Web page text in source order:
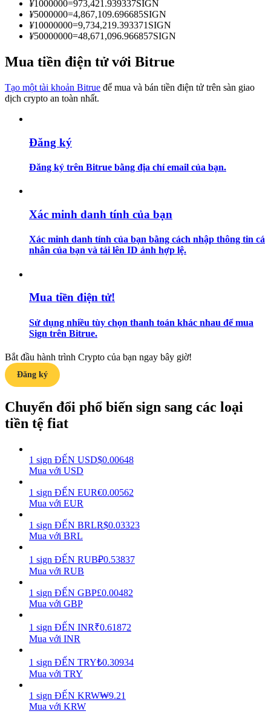
Thông tin
Hướng dẫn giao dịch Spot
Học cách duy trì lợi nhuận
Power Piggy
¥1000000=973,421.939337SIGN
¥5000000=4,867,109.696685SIGN
¥10000000=9,734,219.393371 SIGN
¥50000000=48,671,096.966857SIGN
Mua tiền điện tử với Bitrue
Tạo một tài khoản Bitrue để mua và bán tiền điện tử trên sàn giao
dịch crypto an toàn nhất.
Đăng ký
Đăng ký trên Bitrue bằng địa chỉ email của bạn.
Xác minh danh tính của bạn
Xác minh danh tính của bạn bằng cách nhập thông tin cá
nhân của bạn và tải lên ID ảnh hợp lệ.
Mua tiền điện tử!
Sử dụng nhiều tùy chọn thanh toán khác nhau để mua
Sign trên Bitrue.
Bắt đầu hành trình Crypto của bạn ngay bây giờ!
Đăng ký
Chuyển đổi phổ biến sign sang các loại
tiền tệ fiat
1 sign ĐẾN USD$0.00648
Mua với USD
1 sign ĐẾN EUR€0.00562
Mua với EUR
1 sign ĐẾN BRLR$0.03323
Mua với BRL
1 sign ĐẾN RUB₽0.53837
Mua với RUB
1 sign ĐẾN GBP£0.00482
Mua với GBP
1 sign ĐẾN INR₹0.61872
Mua với INR
1 sign ĐẾN TRY₺0.30934
Mua với TRY
1 sign ĐẾN KRW₩9.21
Mua với KRW